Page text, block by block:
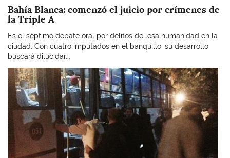
Bahía Blanca: comenzó el juicio por crímenes de
la Triple A
Es el séptimo debate oral por delitos de lesa humanidad en la
ciudad. Con cuatro imputados en el banquillo, su desarrollo
buscará dilucidar...
Imagen